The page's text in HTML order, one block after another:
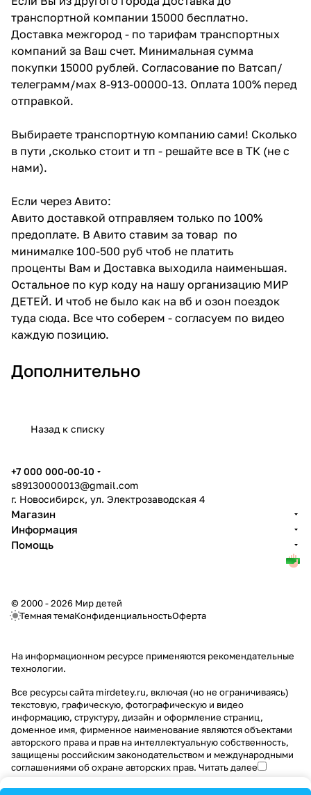
транспортной компании 15000 бесплатно.
Доставка межгород - по тарифам транспортных
компаний за Ваш счет. Минимальная сумма
покупки 15000 рублей. Согласование по Ватсап/
телеграмм/мах 8-913-00000-13. Оплата 100% перед
отправкой.
Выбираете транспортную компанию сами! Сколько
в пути ,сколько стоит и тп - решайте все в ТК (не с
нами).
Если через Авито:
Авито доставкой отправляем только по 100%
предоплате. В Авито ставим за товар по
минималке 100-500 руб чтоб не платить
проценты Вам и Доставка выходила наименьшая.
Остальное по кур коду на нашу организацию МИР
ДЕТЕЙ. И чтоб не было как на вб и озон поездок
туда сюда. Все что соберем - согласуем по видео
каждую позицию.
Дополнительно
Назад к списку
+7 000 000-00-10
s89130000013@gmail.com
г. Новосибирск, ул. Электрозаводская 4
Магазин
Информация
Помощь
© 2000 - 2026 Мир детей
Темная темаКонфиденциальностьОферта
На информационном ресурсе применяются рекомендательные
технологии.
Все ресурсы сайта mirdetey.ru, включая (но не ограничиваясь)
текстовую, графическую, фотографическую и видео
информацию, структуру, дизайн и оформление страниц,
доменное имя, фирменное наименование являются объектами
авторского права и прав на интеллектуальную собственность,
защищены российским законодательством и международными
соглашениями об охране авторских прав. Читать далее